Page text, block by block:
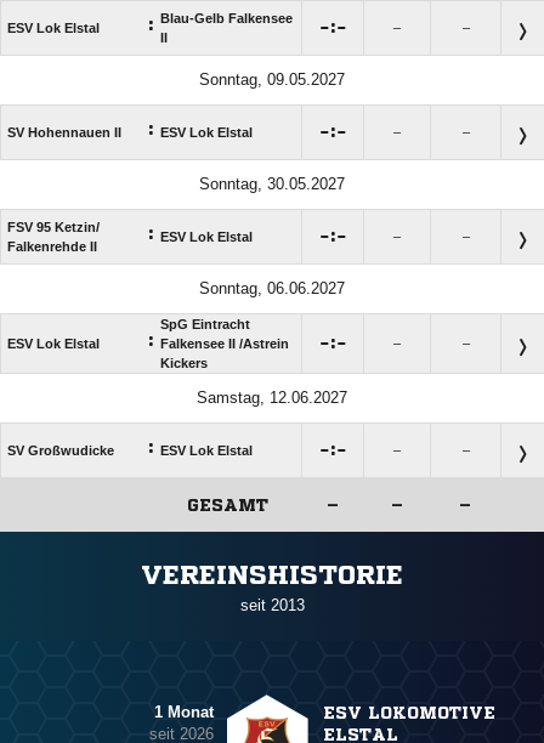
ESV Lok Elstal :
Blau-Gelb Falkensee
: – –
Sonntag, 09.05.2027
SV Hohennauen II : ESV Lok Elstal : – –
Sonntag, 30.05.2027
FSV 95 Ketzin/​
Falkenrehde II
: ESV Lok Elstal : – –
Sonntag, 06.06.2027
ESV Lok Elstal :
SpG Eintracht
Falkensee II /​Astrein
Kickers
: – –
Samstag, 12.06.2027
SV Großwudicke : ESV Lok Elstal : – –
GESAMT – – –
VEREINSHISTORIE
seit 2013
1 Monat
seit 2026
ESV LOKOMOTIVE
ELSTAL